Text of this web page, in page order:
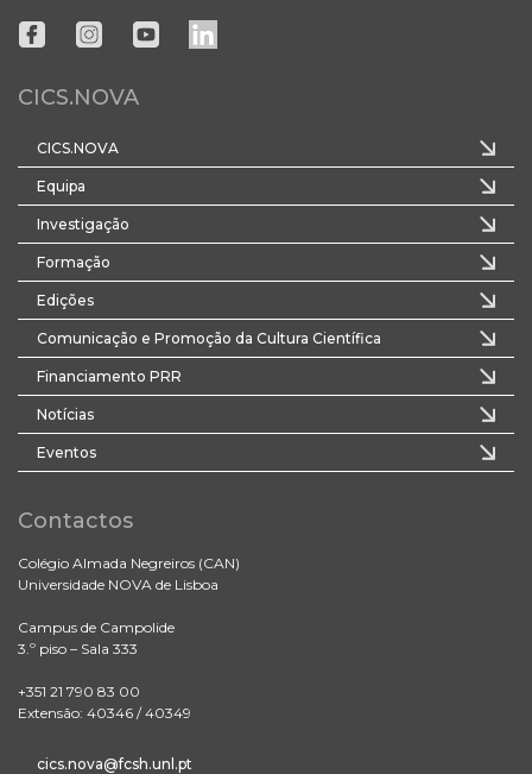
CICS.NOVA
CICS.NOVA
Equipa
Investigação
Formação
Edições
Comunicação e Promoção da Cultura Científica
Financiamento PRR
Notícias
Eventos
Contactos
Colégio Almada Negreiros (CAN)
Universidade NOVA de Lisboa
Campus de Campolide
3.º piso – Sala 333
+351 21 790 83 00
Extensão: 40346 / 40349
cics.nova@fcsh.unl.pt